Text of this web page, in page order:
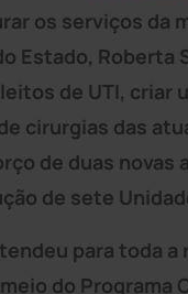
os serviços da
Estado, Roberta
de UTI, criar
cirurgias das
de duas novas
de sete
para toda a
do Programa